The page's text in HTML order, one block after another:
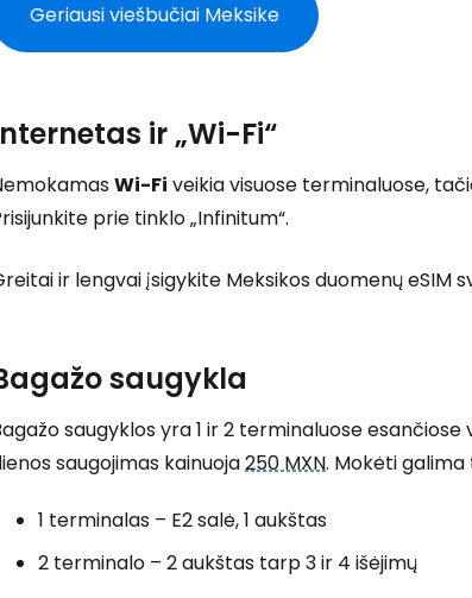
Geriausi viešbučiai Meksike
ir „Wi-Fi“
Wi-Fi veikia visuose terminaluose,
prie tinklo „Infinitum“.
ir lengvai įsigykite Meksikos duomenų eSIM
saugykla
saugyklos yra 1 ir 2 terminaluose esančiose
saugojimas kainuoja250 MXN. Mokėti galima
1 terminalas – E2 salė, 1 aukštas
2 terminalo – 2 aukštas tarp 3 ir 4 išėjimų